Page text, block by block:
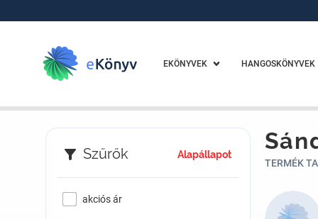
EKÖNYVEK HANGOSKÖNYVEK
Szűrők Alapállapot
akciós ár
TERMÉK